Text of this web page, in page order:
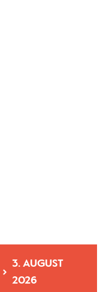
3. AUGUST
2026